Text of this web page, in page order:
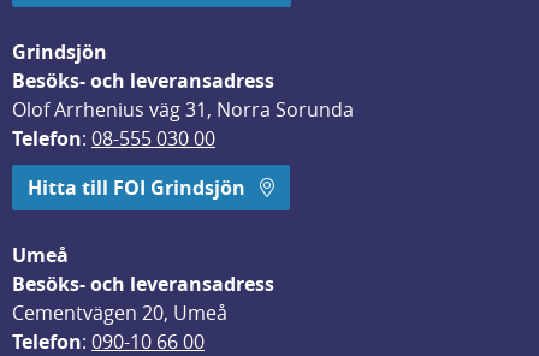
Grindsjön
Besöks- och leveransadress
Olof Arrhenius väg 31, Norra Sorunda
Telefon: 08-555 030 00
Hitta till FOI Grindsjön
Umeå
Besöks- och leveransadress
Cementvägen 20, Umeå
Telefon: 090-10 66 00